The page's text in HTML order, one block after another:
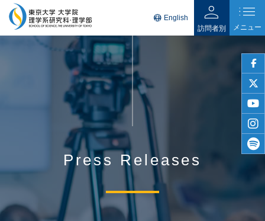
twitter
language English person
訪問者別
list
メニュー
Press Releases